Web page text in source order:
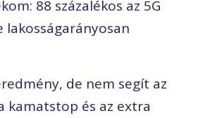
88 százalékos az 5G
lakosságarányosan
de nem segít az
kamatstop és az extra